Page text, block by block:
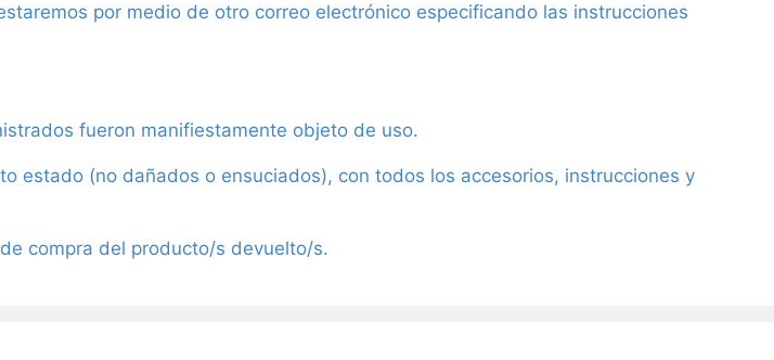
por medio de otro correo electrónico especificando las instrucciones
fueron manifiestamente objeto de uso.
estado (no dañados o ensuciados), con todos los accesorios, instrucciones y
compra del producto/s devuelto/s.